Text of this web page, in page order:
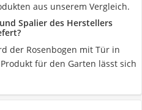
aus unserem Vergleich.
Spalier des Herstellers
der Rosenbogen mit Tür in
für den Garten lässt sich